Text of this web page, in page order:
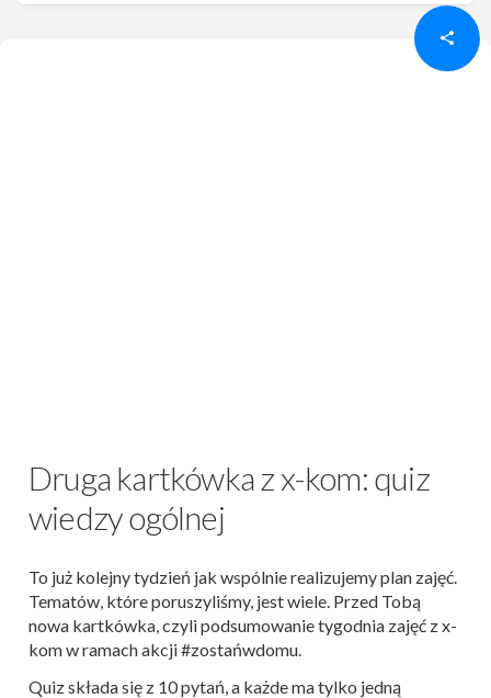
Druga kartkówka z x-kom: quiz
wiedzy ogólnej
To już kolejny tydzień jak wspólnie realizujemy plan zajęć.
Tematów, które poruszyliśmy, jest wiele. Przed Tobą
nowa kartkówka, czyli podsumowanie tygodnia zajęć z x-
kom w ramach akcji #zostańwdomu.
Quiz składa się z 10 pytań, a każde ma tylko jedną